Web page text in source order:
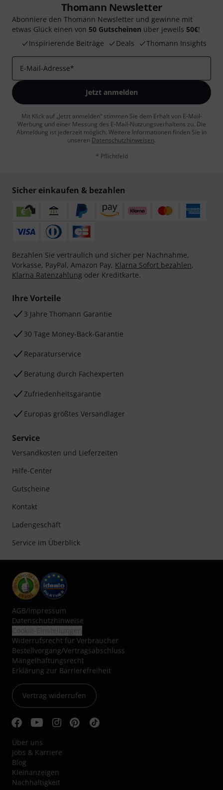
Thomann Newsletter
Abonniere den Thomann Newsletter und gewinne mit
etwas Glück einen von 50 Gutscheinen über jeweils 50€!
Inspirierende Beiträge
Deals Thomann Insights
E-Mail-Adresse*
Jetzt anmelden
Mit Klick auf „Jetzt anmelden“ stimmen Sie dem Erhalt von E-Mail-
Werbung und einer Messung des E-Mail-Nutzungsverhaltens zu. Die
Abmeldung ist jederzeit möglich. Weitere Informationen finden Sie in
unseren Datenschutzhinweisen.
* Pflichtfeld
Sicher einkaufen & bezahlen
Bezahlen Sie vertraulich und sicher per Nachnahme,
Vorkasse, PayPal, Amazon Pay, Klarna Sofort bezahlen,
Klarna Ratenzahlung oder Kreditkarte.
Ihre Vorteile
3 Jahre Thomann Garantie
30 Tage Money-Back-Garantie
Reparaturservice
Beratung durch Fachexperten
Zufriedenheitsgarantie
Europas größtes Versandlager
Service
Versandkosten und Lieferzeiten
Hilfe-Center
Gutscheine
Kontakt
Ladengeschäft
Service im Überblick
AGB/Impressum
Datenschutzhinweise
Widerrufsrecht für Verbraucher
Bestellvorgang/Vertragsabschluss
Mängelhaftungsrecht
Erklärung zur Barrierefreiheit
Vertrag widerrufen
Über uns
Jobs & Karriere
Blog
Kleinanzeigen
Nachhaltigkeit